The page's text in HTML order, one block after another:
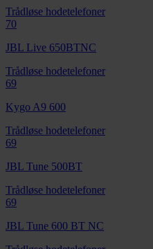
Trådløse hodetelefoner
70
JBL Live 650BTNC
Trådløse hodetelefoner
69
Kygo A9 600
Trådløse hodetelefoner
69
JBL Tune 500BT
Trådløse hodetelefoner
69
JBL Tune 600 BT NC